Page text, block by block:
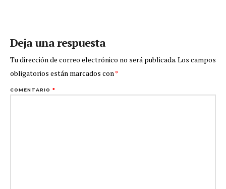
Deja una respuesta
Tu dirección de correo electrónico no será publicada.Los campos
obligatorios están marcados con*
COMENTARIO *